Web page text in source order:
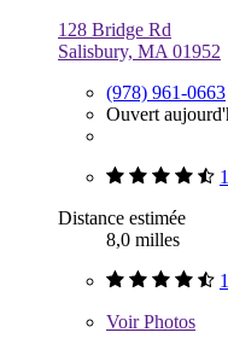
128 Bridge Rd
Salisbury, MA 01952
(978) 961-0663
Ouvert
Distance estimée
8,0 milles
VoirPhotos